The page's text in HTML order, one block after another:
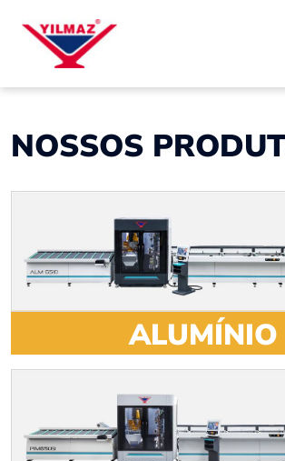
NOSSOS
ALUMÍNIO